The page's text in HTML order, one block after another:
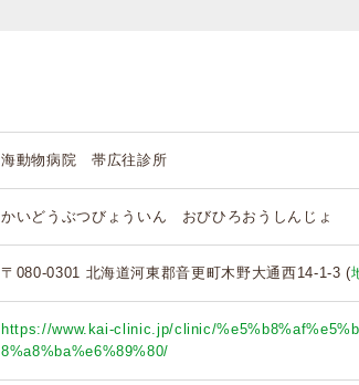
海動物病院 帯広往診所
かいどうぶつびょういん おびひろおうしんじょ
〒080-0301 北海道河東郡音更町木野大通西14-1-3 (
https://www.kai-clinic.jp/clinic/
8%a8%ba%e6%89%80/